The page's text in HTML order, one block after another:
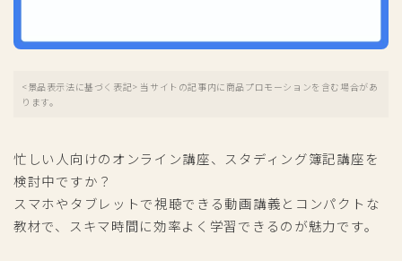
<景品表示法に基づく表記> 当サイトの記事内に商品プロモーションを含む場合があ
ります。
忙しい人向けのオンライン講座、スタディング簿記講座を
検討中ですか？
スマホやタブレットで視聴できる動画講義とコンパクトな
教材で、スキマ時間に効率よく学習できるのが魅力です。